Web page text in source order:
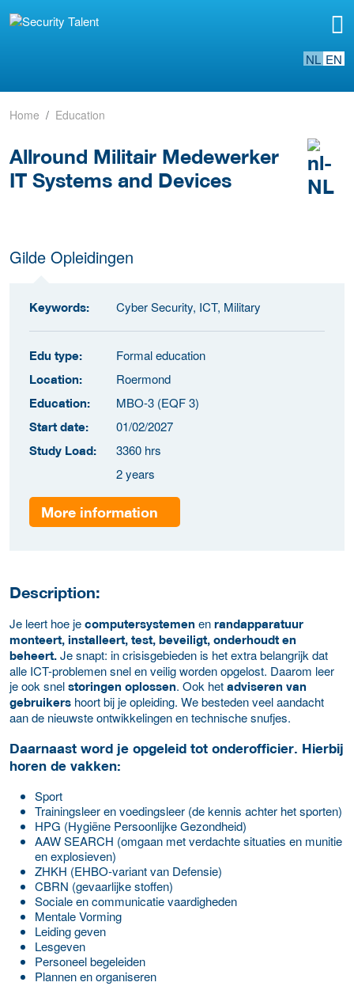
NL EN
Home Education
Allround Militair Medewerker
IT Systems and Devices
Gilde Opleidingen
Keywords: Cyber Security, ICT, Military
Edu type: Formal education
Location: Roermond
Education: MBO-3 (EQF 3)
Start date: 01/02/2027
Study Load:
3360 hrs
2 years
More information
Description:
Je leert hoe je computersystemen en randapparatuur
monteert, installeert, test, beveiligt, onderhoudt en
beheert. Je snapt: in crisisgebieden is het extra belangrijk dat
alle ICT-problemen snel en veilig worden opgelost. Daarom leer
je ook snel storingen oplossen. Ook het adviseren van
gebruikers hoort bij je opleiding. We besteden veel aandacht
aan de nieuwste ontwikkelingen en technische snufjes.
Daarnaast word je opgeleid tot onderofficier. Hierbij
horen de vakken:
Sport
Trainingsleer en voedingsleer (de kennis achter het sporten)
HPG (Hygiëne Persoonlijke Gezondheid)
AAW SEARCH (omgaan met verdachte situaties en munitie
en explosieven)
ZHKH (EHBO-variant van Defensie)
CBRN (gevaarlijke stoffen)
Sociale en communicatie vaardigheden
Mentale Vorming
Leiding geven
Lesgeven
Personeel begeleiden
Plannen en organiseren